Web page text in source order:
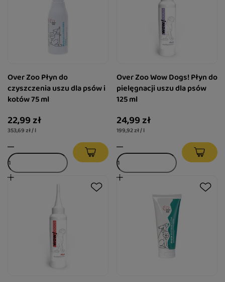
Over Zoo Płyn do
czyszczenia uszu dla psów i
kotów 75 ml
22,99 zł
353,69 zł / l
Over Zoo Wow Dogs! Płyn do
pielęgnacji uszu dla psów
125 ml
24,99 zł
199,92 zł / l